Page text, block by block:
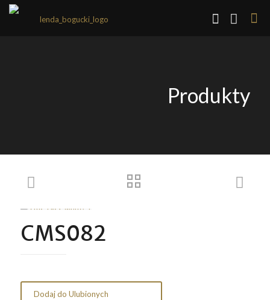
Produkty
CMS082
Dodaj do Ulubionych